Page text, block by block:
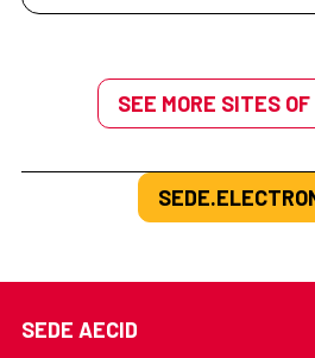
SEE MORE SITES
SEDE AECID